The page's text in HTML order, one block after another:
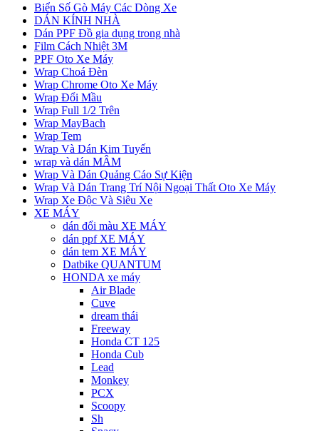
Biển Số Gò Máy Các Dòng Xe
DÁN KÍNH NHÀ
Dán PPF Đồ gia dụng trong nhà
Film Cách Nhiệt 3M
PPF Oto Xe Máy
Wrap Choá Đèn
Wrap Chrome Oto Xe Máy
Wrap Đổi Mầu
Wrap Full 1/2 Trên
Wrap MayBach
Wrap Tem
Wrap Và Dán Kim Tuyến
wrap và dán MÂM
Wrap Và Dán Quảng Cáo Sự Kiện
Wrap Và Dán Trang Trí Nội Ngoại Thất Oto Xe Máy
Wrap Xe Độc Và Siêu Xe
XE MÁY
dán đổi màu XE MÁY
dán ppf XE MÁY
dán tem XE MÁY
Datbike QUANTUM
HONDA xe máy
Air Blade
Cuve
dream thái
Freeway
Honda CT 125
Honda Cub
Lead
Monkey
PCX
Scoopy
Sh